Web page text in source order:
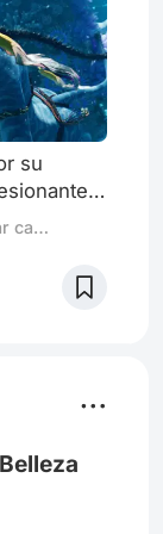
su
como
más
la
su
# El avatar camino del agua